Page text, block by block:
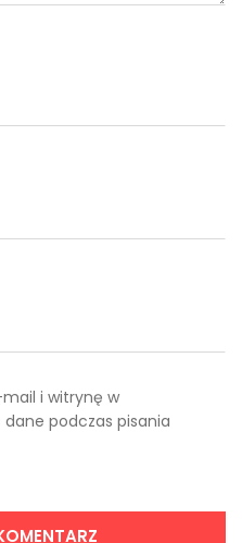
i witrynę w
podczas pisania